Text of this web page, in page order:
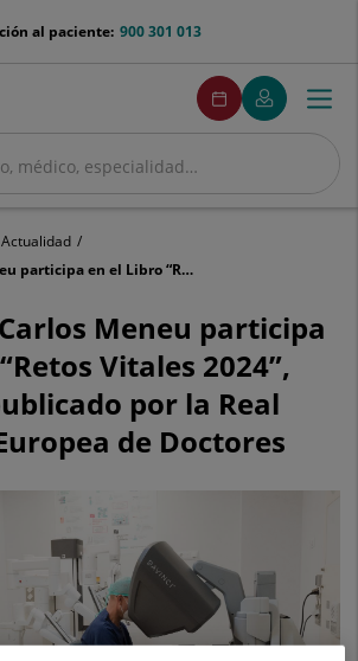
900 301 013
al paciente:
menuPedirCita
Pedir
cita
Mi
Quirónsalud
Menú
Actualidad
El Dr. Juan Carlos Meneu participa en el Libro “Retos Vitales 2024”, editado y publicado por la Real Academia Europea de Doctores
Meneu participa
Vitales 2024”,
por la Real
de Doctores